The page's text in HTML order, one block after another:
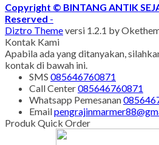
Copyright © BINTANG ANTIK
Reserved -
Diztro Themeversi 1.2.1 by
Kontak Kami
Apabila ada yang ditanyakan,
kontak di bawah ini.
SMS 085646760871
Call Center085646760871
Whatsapp Pemesanan
Email
Produk Quick Order